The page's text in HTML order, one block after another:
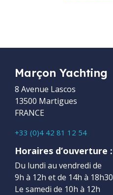
Marçon Yachting
8 Avenue Lascos
13500 Martigues
FRANCE
+33 (0)4 42 81 12 54
Horaires d’ouverture :
Du lundi au vendredi de
9h à 12h et de 14h à 18h30
Le samedi de 10h à 12h